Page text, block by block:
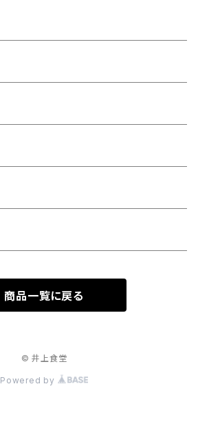
商品一覧に戻る
© 井上食堂
Powered by